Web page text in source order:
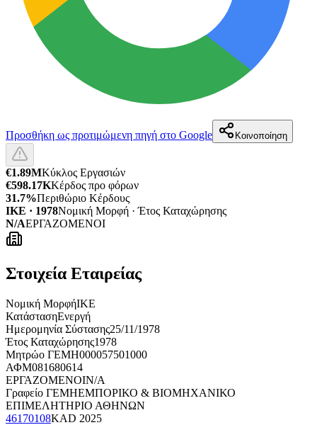
Προσθήκη ως προτιμώμενη πηγή στο Google Κοινοποίηση
€1.89MΚύκλος Εργασιών
€598.17KΚέρδος προ φόρων
31.7%Περιθώριο Κέρδους
ΙΚΕ · 1978Νομική Μορφή · Έτος Καταχώρησης
N/AΕΡΓΑΖΟΜΕΝΟΙ
Στοιχεία Εταιρείας
Νομική ΜορφήΙΚΕ
ΚατάστασηΕνεργή
Ημερομηνία Σύστασης25/11/1978
Έτος Καταχώρησης1978
Μητρώο ΓΕΜΗ000057501000
ΑΦΜ081680614
ΕΡΓΑΖΟΜΕΝΟΙN/A
Γραφείο ΓΕΜΗΕΜΠΟΡΙΚΟ & ΒΙΟΜΗΧΑΝΙΚΟ
ΕΠΙΜΕΛΗΤΗΡΙΟ ΑΘΗΝΩΝ
46170108KAD 2025